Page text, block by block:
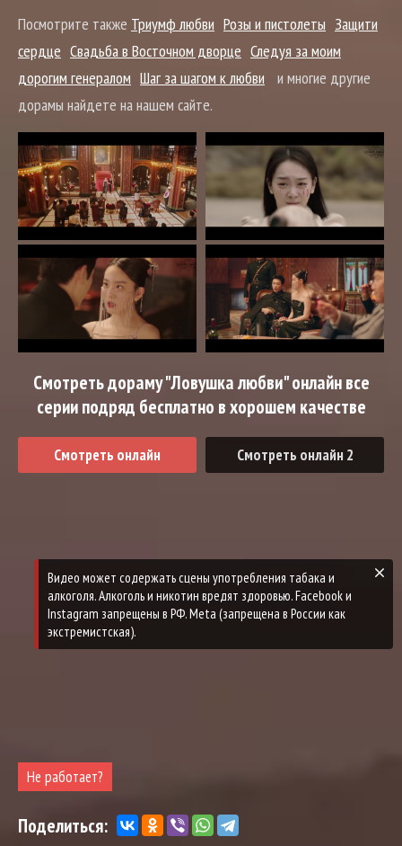
Посмотрите также Триумф любви Розы и пистолеты Защити
сердце Свадьба в Восточном дворце Следуя за моим
дорогим генералом Шаг за шагом к любви
и многие другие
дорамы найдете на нашем сайте.
Смотреть дораму "Ловушка любви" онлайн все
серии подряд бесплатно в хорошем качестве
Смотреть онлайн Смотреть онлайн 2
Видео может содержать сцены употребления табака и
алкоголя. Алкоголь и никотин вредят здоровью. Facebook и
Instagram запрещены в РФ. Meta (запрещена в России как
экстремистская).
Не работает?
Поделиться: